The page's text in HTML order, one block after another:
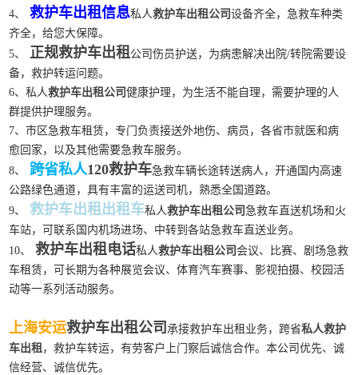
4、
救护车出租信息私人救护车出租公司设备齐全，急救车种类
齐全，给您大保障。
5、
正规救护车出租 公司伤员护送，为病患解决出院/转院需要设
备，救护转运问题。
6、私人救护车出租公司健康护理，为生活不能自理，需要护理的人
群提供护理服务。
7、市区急救车租赁，专门负责接送外地伤、病员，各省市就医和病
愈回家，以及其他需要急救车服务。
8、
跨省私人120救护车急救车辆长途转送病人，开通国内高速
公路绿色通道，具有丰富的运送司机，熟悉全国道路。
9、
救护车出租出租车私人救护车出租公司 急救车直送机场和火
车站，可联系国内机场进场、中转到各站急救车直送业务。
10、
救护车出租电话私人救护车出租公司会议、比赛、剧场急救
车租赁，可长期为各种展览会议、体育汽车赛事、影视拍摄、校园活
动等一系列活动服务。
上海安运救护车出租公司 承接救护车出租业务，跨省私人救护
车出租 ，救护车转运，有劳客户上门察后诚信合作。本公司优先、诚
信经营、诚信优先。